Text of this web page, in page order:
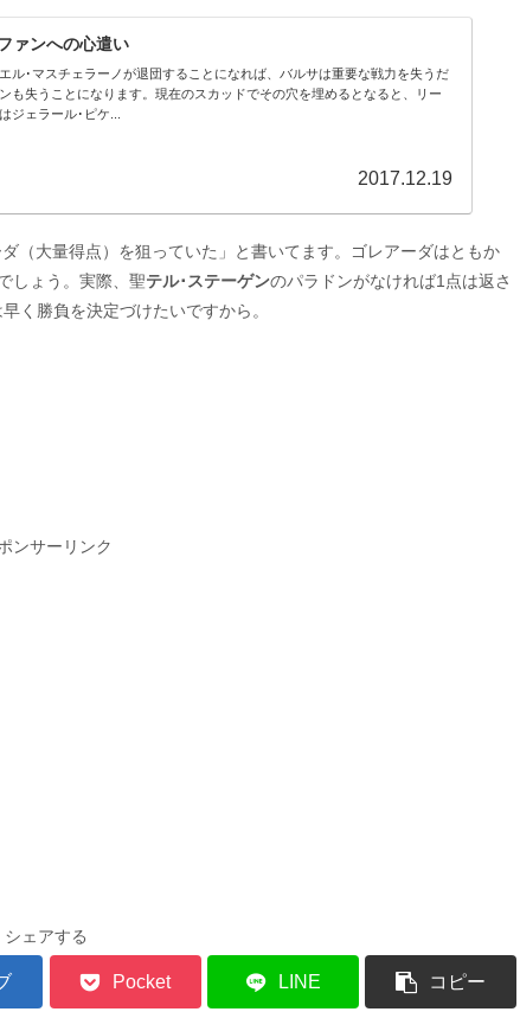
ァンへの心遣い
ル･マスチェラーノが退団することになれば、バルサは重要な戦力を失うだ
も失うことになります。現在のスカッドでその穴を埋めるとなると、リー
ジェラール･ピケ...
2017.12.19
（大量得点）を狙っていた」と書いてます。ゴレアーダはともか
しょう。実際、聖テル･ステーゲンのパラドンがなければ1点は返さ
く勝負を決定づけたいですから。
ンサーリンク
シェアする
Pocket LINE コピー